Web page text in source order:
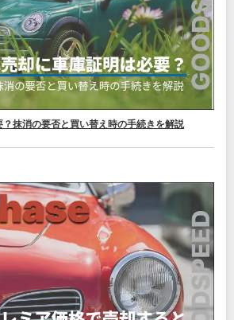
抹消の要否と買い替え時の手続きを解説